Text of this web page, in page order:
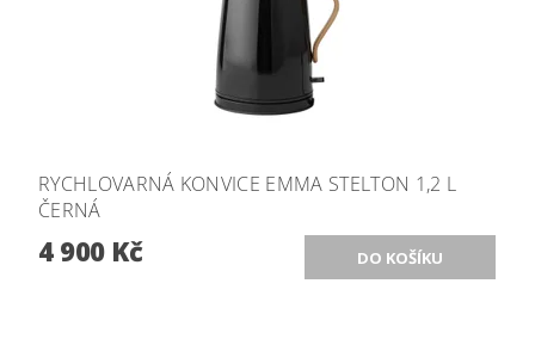
RYCHLOVARNÁ KONVICE EMMA STELTON 1,2 L
ČERNÁ
4 900 Kč